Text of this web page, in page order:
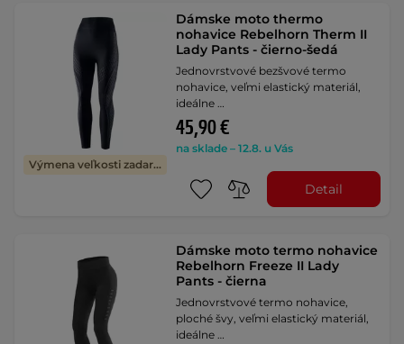
Výmena veľkosti zadarmo
Dámske moto thermo
nohavice Rebelhorn Therm II
Lady Pants - čierno-šedá
Jednovrstvové bezšvové termo
nohavice, veľmi elastický materiál,
ideálne …
45,90 €
na sklade – 12.8. u Vás
Detail
Dámske moto termo nohavice
Rebelhorn Freeze II Lady
Pants - čierna
Jednovrstvové termo nohavice,
ploché švy, veľmi elastický materiál,
ideálne …